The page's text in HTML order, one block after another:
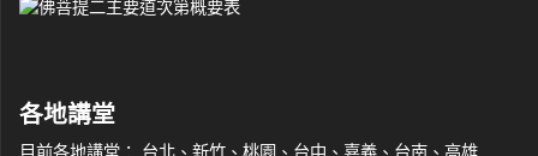
各地講堂